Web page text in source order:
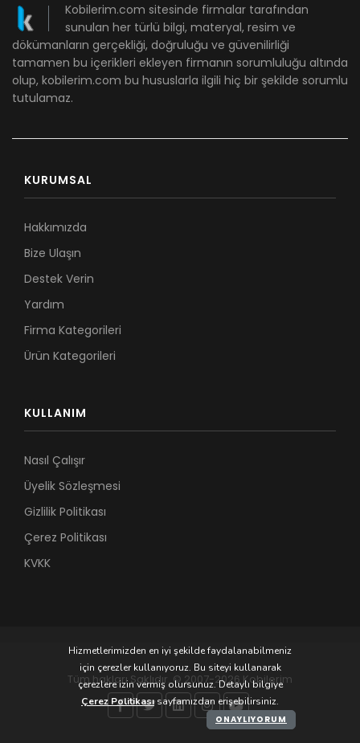
Kobilerim.com sitesinde firmalar tarafından
sunulan her türlü bilgi, materyal, resim ve
dökümanların gerçekliği, doğruluğu ve güvenilirliği
tamamen bu içerikleri ekleyen firmanın sorumluluğu altında
olup, kobilerim.com bu hususlarla ilgili hiç bir şekilde sorumlu
tutulamaz.
KURUMSAL
Hakkımızda
Bize Ulaşın
Destek Verin
Yardım
Firma Kategorileri
Ürün Kategorileri
KULLANIM
Nasıl Çalışır
Üyelik Sözleşmesi
Gizlilik Politikası
Çerez Politikası
KVKK
Tüm hakları Saklıdır. © 2007-2026 Kobilerim
Hizmetlerimizden en iyi şekilde faydalanabilmeniz
için çerezler kullanıyoruz. Bu siteyi kullanarak
çerezlere izin vermiş olursunuz. Detaylı bilgiye
Çerez Politikasısayfamızdan erişebilirsiniz.
ONAYLIYORUM